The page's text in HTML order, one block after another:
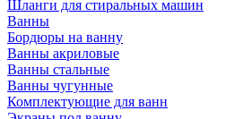
Шланги для стиральных машин
Ванны
Бордюры на ванну
Ванны акриловые
Ванны стальные
Ванны чугунные
Комплектующие для ванн